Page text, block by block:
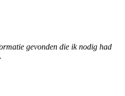
gevonden die ik nodig had